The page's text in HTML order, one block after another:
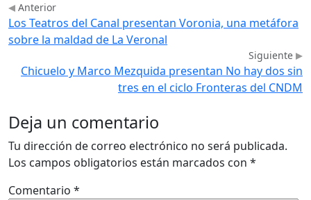
Anterior
Los Teatros del Canal presentan Voronia, una metáfora
sobre la maldad de La Veronal
Siguiente
Chicuelo y Marco Mezquida presentan No hay dos sin
tres en el ciclo Fronteras del CNDM
Deja un comentario
Tu dirección de correo electrónico no será publicada.
Los campos obligatorios están marcados con *
Comentario *